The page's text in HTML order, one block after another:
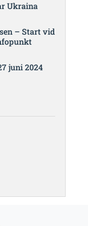
Ukraina
– Start vid
juni 2024